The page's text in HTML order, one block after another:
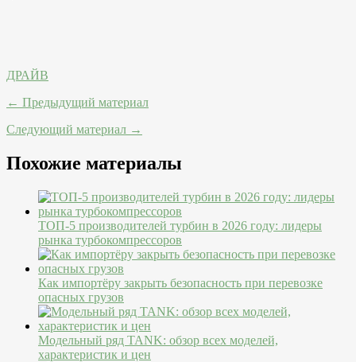
ДРАЙВ
← Предыдущий материал
Следующий материал →
Похожие материалы
ТОП-5 производителей турбин в 2026 году: лидеры
рынка турбокомпрессоров
Как импортёру закрыть безопасность при перевозке
опасных грузов
Модельный ряд TANK: обзор всех моделей,
характеристик и цен